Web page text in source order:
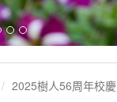
2025樹人56周年校慶